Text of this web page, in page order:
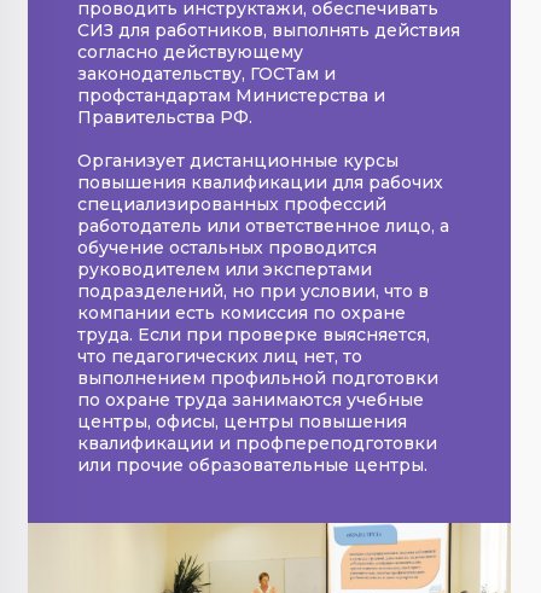
проводить инструктажи, обеспечивать
СИЗ для работников, выполнять действия
согласно действующему
законодательству, ГОСТам и
профстандартам Министерства и
Правительства РФ.
Организует дистанционные курсы
повышения квалификации для рабочих
специализированных профессий
работодатель или ответственное лицо, а
обучение остальных проводится
руководителем или экспертами
подразделений, но при условии, что в
компании есть комиссия по охране
труда. Если при проверке выясняется,
что педагогических лиц нет, то
выполнением профильной подготовки
по охране труда занимаются учебные
центры, офисы, центры повышения
квалификации и профпереподготовки
или прочие образовательные центры.